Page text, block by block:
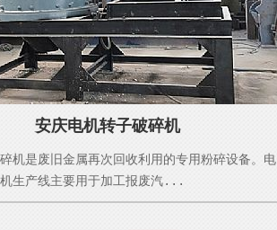
安庆电机转子破碎机
机是废旧金属再次回收利用的专用粉碎设备。电
生产线主要用于加工报废汽...